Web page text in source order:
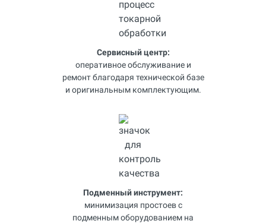
Сервисный центр:
оперативное обслуживание и
ремонт благодаря технической базе
и оригинальным комплектующим.
Подменный инструмент:
минимизация простоев с
подменным оборудованием на